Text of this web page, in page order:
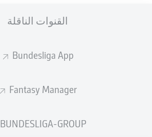
القنوات الناقلة
Bundesliga App
Fantasy Manager
BUNDESLIGA-GROUP
1.71
0.8